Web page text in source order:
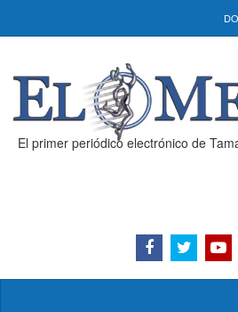
El primer periódico electrónico de